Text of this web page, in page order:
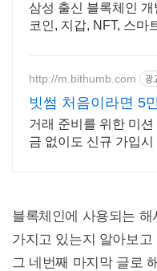
삼성 출신 블록체인
코인, 지갑, NFT, 스마
http://m.bithumb.com 광
빗썸 처음이라면 5
규 가입 시 5만원 혜
거래 준비를 위한 미션
금 없이도 신규 가입시
블록체인에 사용되는
가지고 있는지 알아보고
그 네번째 마지막 글로